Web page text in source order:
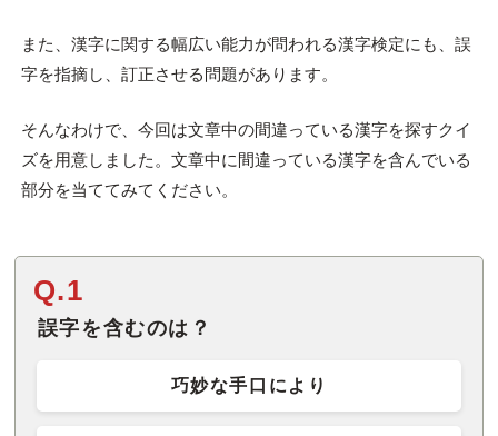
また、漢字に関する幅広い能力が問われる漢字検定にも、誤
字を指摘し、訂正させる問題があります。
そんなわけで、今回は文章中の間違っている漢字を探すクイ
ズを用意しました。文章中に間違っている漢字を含んでいる
部分を当ててみてください。
Q.1
誤字を含むのは？
巧妙な手口により